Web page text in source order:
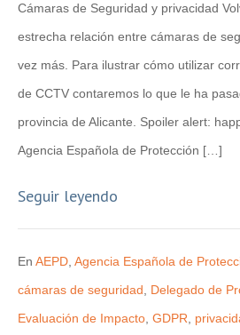
Cámaras de Seguridad y privacidad
estrecha relación entre cámaras de
vez más. Para ilustrar cómo utilizar
de CCTV contaremos lo que le ha
provincia de Alicante. Spoiler alert:
Agencia Española de Protección […]
Seguir leyendo
En AEPD Agencia Española de
cámaras de seguridad
Delegado de
Evaluación de Impacto GDPR